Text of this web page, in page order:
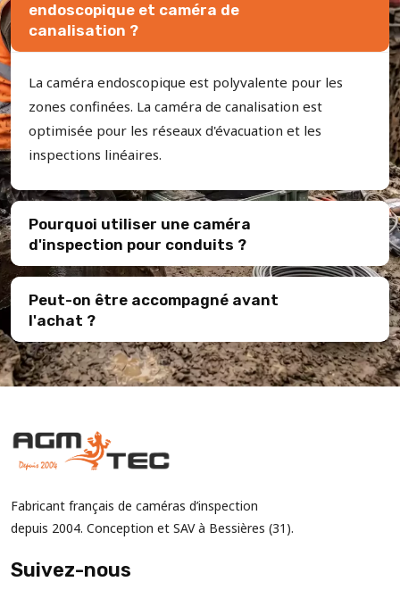
endoscopique et caméra de
canalisation ?
La caméra endoscopique est polyvalente pour les
zones confinées. La caméra de canalisation est
optimisée pour les réseaux d'évacuation et les
inspections linéaires.
Pourquoi utiliser une caméra
d'inspection pour conduits ?
Peut-on être accompagné avant
l'achat ?
Fabricant français de caméras d’inspection
depuis 2004. Conception et SAV à Bessières (31).
Suivez-nous